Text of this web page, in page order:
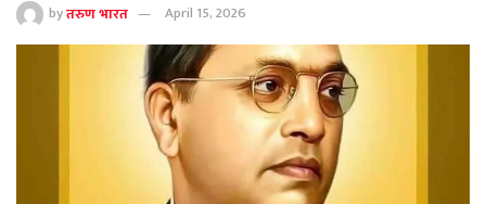
byतरुण भारत April 15, 2026